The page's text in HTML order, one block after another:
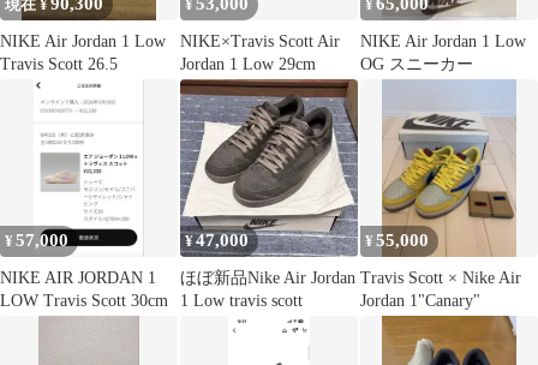
現在 ¥
NIKE Air Jordan 1 Low
Travis Scott 26.5
¥
NIKE×Travis Scott Air
Jordan 1 Low 29cm
¥
NIKE Air Jordan 1 Low
OG スニーカー
¥57,000
NIKE AIR JORDAN 1
LOW Travis Scott 30cm
¥47,000
ほぼ新品Nike Air Jordan
1 Low travis scott
¥55,000
Travis Scott × Nike Air
Jordan 1"Canary"